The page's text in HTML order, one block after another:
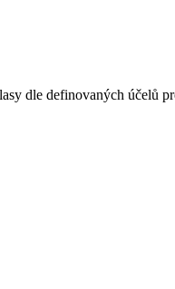
dle definovaných účelů